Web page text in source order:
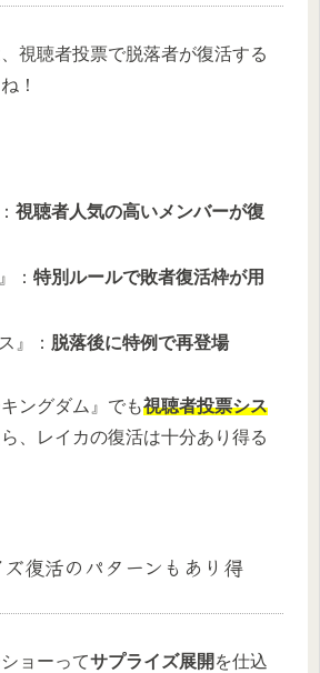
視聴者投票で脱落者が復活する
！
視聴者人気の高いメンバーが復
：特別ルールで敗者復活枠が用
』： 脱落後に特例で再登場
ングダム』でも視聴者投票シス
、レイカの復活は十分あり得る
復活のパターンもあり得
ョーってサプライズ展開 を仕込